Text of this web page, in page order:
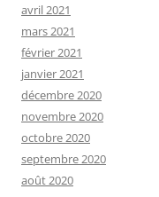
avril 2021
mars 2021
février 2021
janvier 2021
décembre 2020
novembre 2020
octobre 2020
septembre 2020
août 2020